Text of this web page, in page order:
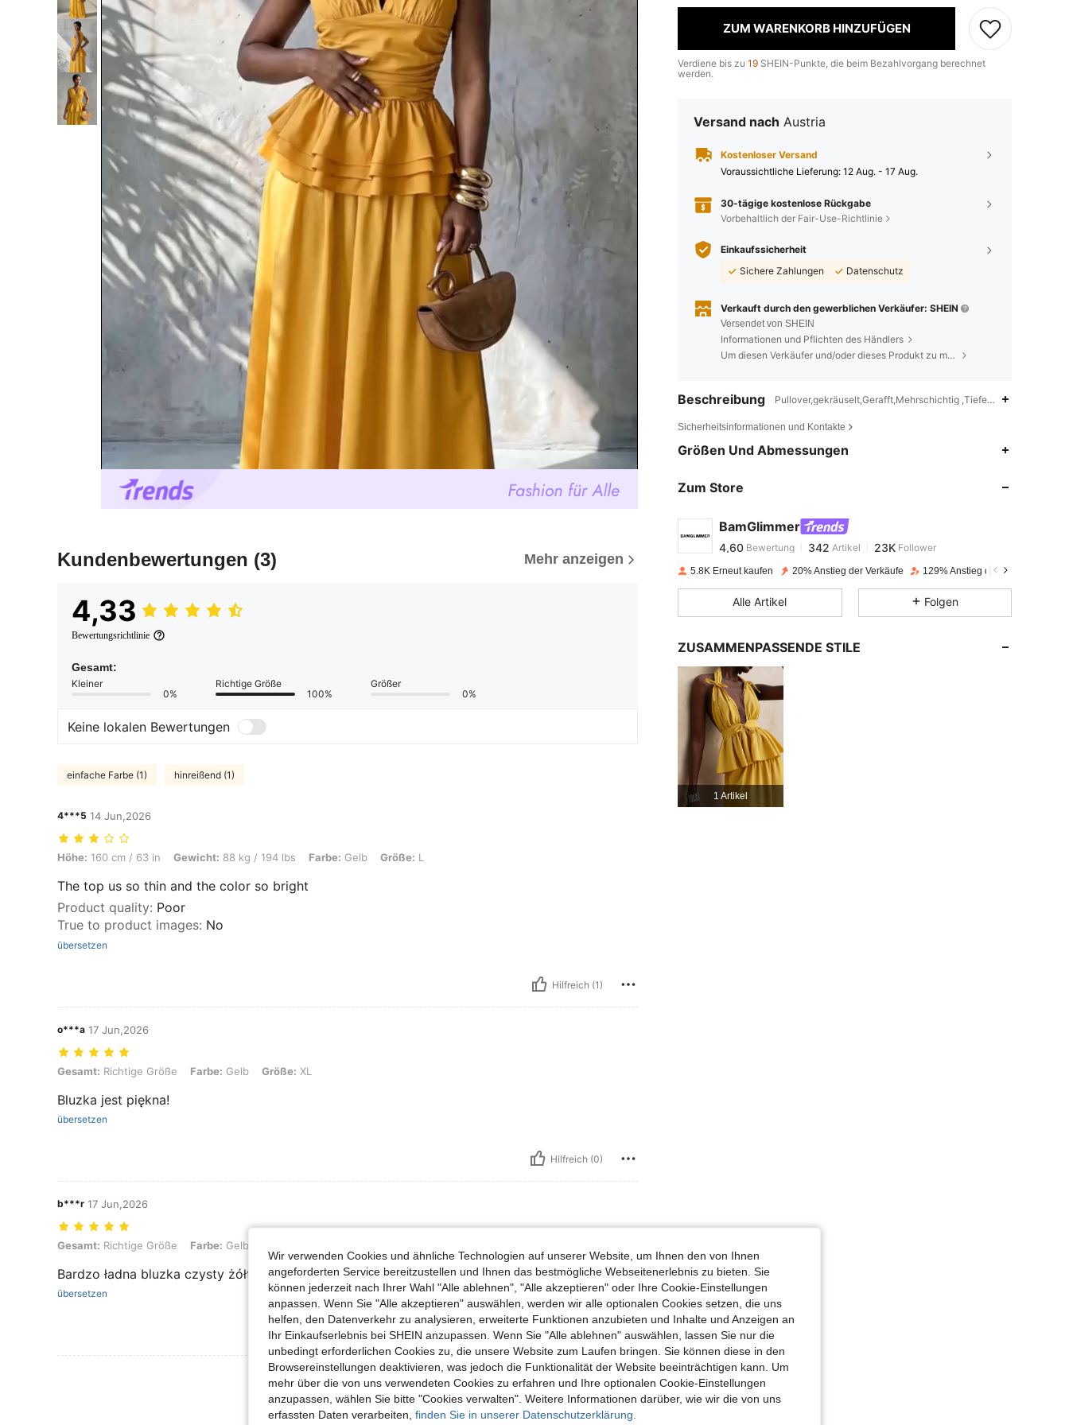
Kundenbewertungen (3) Mehr anzeigen
4,33
Bewertungsrichtlinie
Gesamt:
Kleiner
0%
Richtige Größe
100%
Größer
0%
Keine lokalen Bewertungen
einfache Farbe (1) hinreißend (1)
4***5 14 Jun,2026
Höhe: 160 cm / 63 in, Gewicht: 88 kg / 194 lbs, Farbe: Gelb, Größe: L
Höhe: 160 cm / 63 in Gewicht: 88 kg / 194 lbs Farbe: Gelb Größe: L
The top us so thin and the color so bright
Product quality: Poor
True to product images: No
übersetzen
Hilfreich (1)
o***a 17 Jun,2026
Gesamt: Richtige Größe, Farbe: Gelb, Größe: XL
Gesamt: Richtige Größe Farbe: Gelb Größe: XL
Bluzka jest piękna!
übersetzen
Hilfreich (0)
b***r 17 Jun,2026
Gesamt: Richtige Größe, Farbe: Gelb, Größe: XL
Gesamt: Richtige Größe Farbe: Gelb
Bardzo ładna bluzka czysty żółty kolor szukam spodni w takim kolorze i nie mogę znaleźć
übersetzen
Hilfreich (0)
ZUM WARENKORB HINZUFÜGEN
Verdiene bis zu 19 SHEIN-Punkte, die beim Bezahlvorgang berechnet
werden.
Versand nach Austria
Kostenloser Versand
Voraussichtliche Lieferung: 12 Aug. - 17 Aug.
30-tägige kostenlose Rückgabe
Vorbehaltlich der Fair-Use-Richtlinie
Einkaufssicherheit
Sichere Zahlungen
Datenschutz
Verkauft durch den gewerblichen Verkäufer: SHEIN
Versendet von SHEIN
Informationen und Pflichten des Händlers
Um diesen Verkäufer und/oder dieses Produkt zu melden
Beschreibung Pullover,gekräuselt,Gerafft,Mehrschichtig ,Tiefer V Ausschnitt
Sicherheitsinformationen und Kontakte
Größen Und Abmessungen
Zum Store
BamGlimmer
4,60
342Artikel
4***1bezahltVor 1 Tag
4,60
4,60
4,60
5.8K Erneut kaufen 20% Anstieg der Verkäufe 129% Anstieg der Follower
Alle Artikel Folgen
ZUSAMMENPASSENDE STILE
1 Artikel
Wir verwenden Cookies und ähnliche Technologien auf unserer Website, um Ihnen den von Ihnen
angeforderten Service bereitzustellen und Ihnen das bestmögliche Webseitenerlebnis zu bieten. Sie
können jederzeit nach Ihrer Wahl "Alle ablehnen", "Alle akzeptieren" oder Ihre Cookie-Einstellungen
anpassen. Wenn Sie "Alle akzeptieren" auswählen, werden wir alle optionalen Cookies setzen, die uns
helfen, den Datenverkehr zu analysieren, erweiterte Funktionen anzubieten und Inhalte und Anzeigen an
Ihr Einkaufserlebnis bei SHEIN anzupassen. Wenn Sie "Alle ablehnen" auswählen, lassen Sie nur die
unbedingt erforderlichen Cookies zu, die unsere Website zum Laufen bringen. Sie können diese in den
Browsereinstellungen deaktivieren, was jedoch die Funktionalität der Website beeinträchtigen kann. Um
mehr über die von uns verwendeten Cookies zu erfahren und Ihre optionalen Cookie-Einstellungen
anzupassen, wählen Sie bitte "Cookies verwalten". Weitere Informationen darüber, wie wir die von uns
erfassten Daten verarbeiten, finden Sie in unserer Datenschutzerklärung.